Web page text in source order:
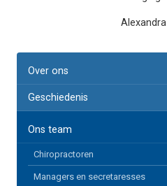
Over ons
Geschiedenis
Ons team
Chiropractoren
Managers en secretaresses
Alexandra